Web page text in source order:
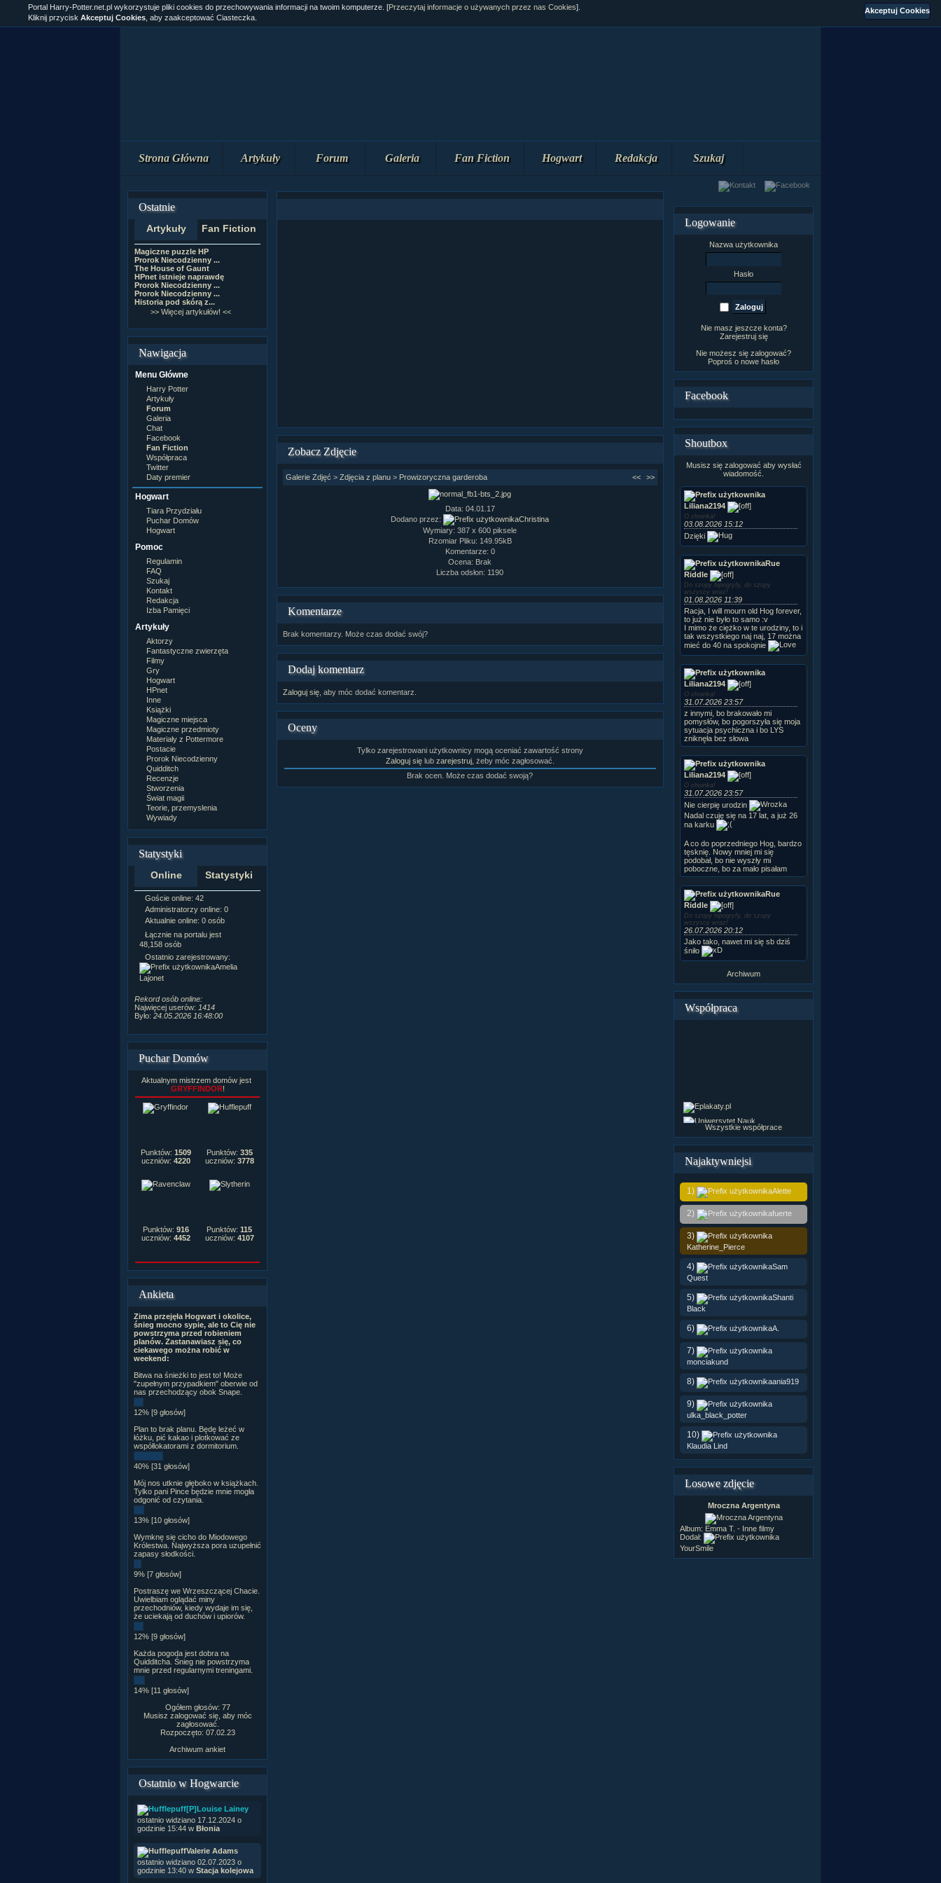
Strona Główna Artykuły Forum Galeria Fan Fiction Hogwart Redakcja Szukaj
Ostatnie
Artykuły Fan Fiction
Magiczne puzzle HP
Prorok Niecodzienny ...
The House of Gaunt
HPnet istnieje naprawdę
Prorok Niecodzienny ...
Prorok Niecodzienny ...
Historia pod skórą z...
>> Więcej artykułów! <<
Nawigacja
Menu Główne
Harry Potter
Artykuły
Forum
Galeria
Chat
Facebook
Fan Fiction
Współpraca
Twitter
Daty premier
Hogwart
Tiara Przydziału
Puchar Domów
Hogwart
Pomoc
Regulamin
FAQ
Szukaj
Kontakt
Redakcja
Izba Pamięci
Artykuły
Aktorzy
Fantastyczne zwierzęta
Filmy
Gry
Hogwart
HPnet
Inne
Książki
Magiczne miejsca
Magiczne przedmioty
Materiały z Pottermore
Postacie
Prorok Niecodzienny
Quidditch
Recenzje
Stworzenia
Świat magii
Teorie, przemyslenia
Wywiady
Statystyki
Online Statystyki
Goście online: 42
Administratorzy online: 0
Aktualnie online: 0 osób
Łącznie na portalu jest
48,158 osób
Ostatnio zarejestrowany:
Amelia
Lajonet
Rekord osób online:
Najwięcej userów: 1414
Było: 24.05.2026 16:48:00
Puchar Domów
Aktualnym mistrzem domów jest
GRYFFINDOR!
Punktów: 1509
uczniów: 4220
Punktów: 335
uczniów: 3778
Punktów: 916
uczniów: 4452
Punktów: 115
uczniów: 4107
Ankieta
Zima przejęła Hogwart i okolice,
śnieg mocno sypie, ale to Cię nie
powstrzyma przed robieniem
planów. Zastanawiasz się, co
ciekawego można robić w
weekend:
Bitwa na śnieżki to jest to! Może
"zupełnym przypadkiem" oberwie od
nas przechodzący obok Snape.
12% [9 głosów]
Plan to brak planu. Będę leżeć w
łóżku, pić kakao i plotkować ze
współlokatorami z dormitorium.
40% [31 głosów]
Mój nos utknie głęboko w książkach.
Tylko pani Pince będzie mnie mogła
odgonić od czytania.
13% [10 głosów]
Wymknę się cicho do Miodowego
Królestwa. Najwyższa pora uzupełnić
zapasy słodkości.
9% [7 głosów]
Postraszę we Wrzeszczącej Chacie.
Uwielbiam oglądać miny
przechodniów, kiedy wydaje im się,
że uciekają od duchów i upiorów.
12% [9 głosów]
Każda pogoda jest dobra na
Quidditcha. Śnieg nie powstrzyma
mnie przed regularnymi treningami.
14% [11 głosów]
Ogółem głosów: 77
Musisz zalogować się, aby móc
zagłosować.
Rozpoczęto: 07.02.23
Archiwum ankiet
Ostatnio w Hogwarcie
[P]Louise Lainey
ostatnio widziano 17.12.2024 o
godzinie 15:44 w Błonia
Valerie Adams
ostatnio widziano 02.07.2023 o
godzinie 13:40 w Stacja kolejowa
Portal Harry-Potter.net.pl wykorzystuje pliki cookies do przechowywania informacji na twoim komputerze. [Przeczytaj informacje o używanych przez nas Cookies].
Kliknij przycisk Akceptuj Cookies , aby zaakceptować Ciasteczka.
Zobacz Zdjęcie
Galerie Zdjęć > Zdjęcia z planu> Prowizoryczna garderoba << >>
Data: 04.01.17
Dodano przez:
Christina
Wymiary: 387 x 600 piksele
Rzomiar Pliku: 149.95kB
Komentarze: 0
Ocena: Brak
Liczba odsłon: 1190
Komentarze
Brak komentarzy. Może czas dodać swój?
Dodaj komentarz
Zaloguj się, aby móc dodać komentarz.
Oceny
Tylko zarejestrowani użytkownicy mogą oceniać zawartość strony
Zaloguj sięlub zarejestruj, żeby móc zagłosować.
Brak ocen. Może czas dodać swoją?
Logowanie
Nazwa użytkownika
Hasło
Nie masz jeszcze konta?
Zarejestruj się
Nie możesz się zalogować?
Poproś o nowe hasło
Facebook
Shoutbox
Musisz się zalogować aby wysłać
wiadomość.
Liliana2194
O choinka!
03.08.2026 15:12
Dzięki
Rue
Riddle
Do szopy hipogryfy, do szopy
wszyscy wraz!
01.08.2026 11:39
Racja, I will mourn old Hog forever,
to już nie było to samo :v
I mimo że ciężko w te urodziny, to i
tak wszystkiego naj naj, 17 można
mieć do 40 na spokojnie
Liliana2194
O choinka!
31.07.2026 23:57
z innymi, bo brakowało mi
pomysłów, bo pogorszyła się moja
sytuacja psychiczna i bo LYS
zniknęła bez słowa
Liliana2194
O choinka!
31.07.2026 23:57
Nie cierpię urodzin
Nadal czuję się na 17 lat, a już 26
na karku
A co do poprzedniego Hog, bardzo
tęsknię. Nowy mniej mi się
podobał, bo nie wyszły mi
poboczne, bo za mało pisałam
Rue
Riddle
Do szopy hipogryfy, do szopy
wszyscy wraz!
26.07.2026 20:12
Jako tako, nawet mi się sb dziś
śniło
Archiwum
Współpraca
Wszystkie współprace
Najaktywniejsi
1) Alette
2) fuerte
3)
Katherine_Pierce
4)
Sam
Quest
5)
Shanti
Black
6) A.
7)
monciakund
8) ania919
9)
ulka_black_potter
10)
Klaudia Lind
Losowe zdjęcie
Mroczna Argentyna
Album: Emma T. - Inne filmy
Dodał:
YourSmile